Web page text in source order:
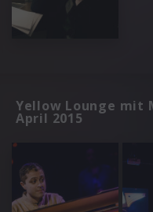
Yellow Lounge mit
April 2015